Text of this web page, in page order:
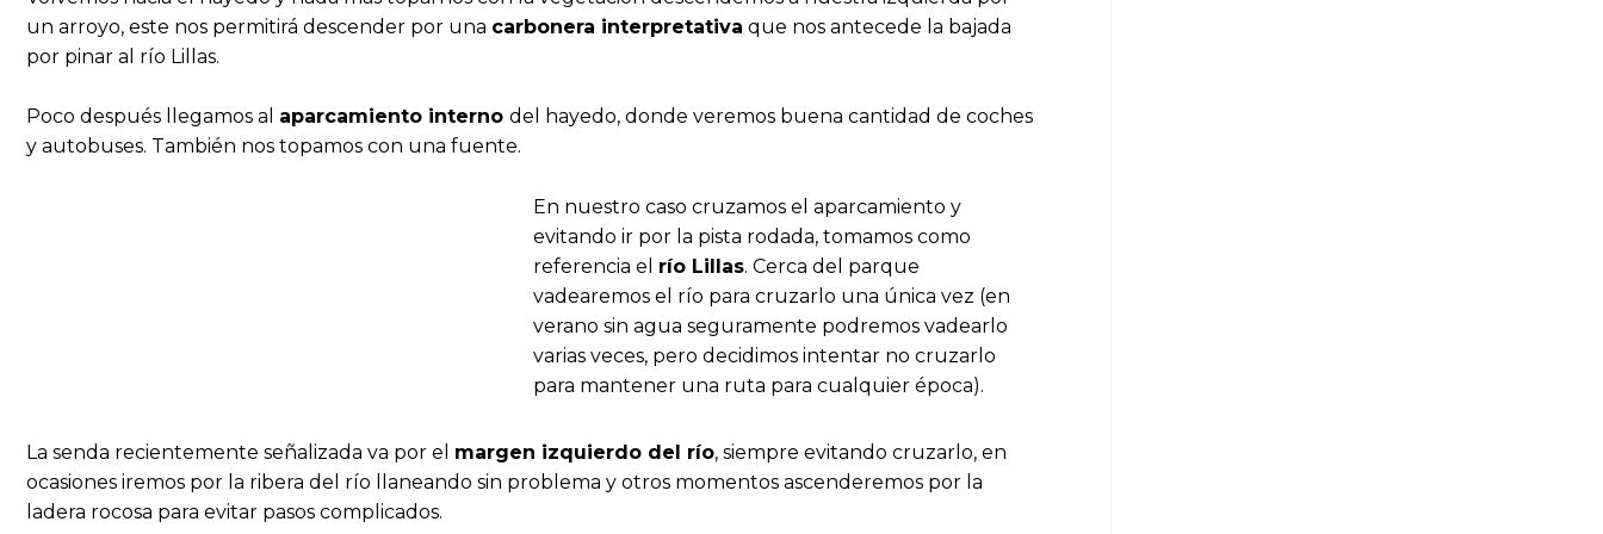
un arroyo, este nos permitirá descender por una carbonera interpretativa que nos antecede la bajada
por pinar al río Lillas.
Poco después llegamos al aparcamiento interno del hayedo, donde veremos buena cantidad de coches
y autobuses. También nos topamos con una fuente.
En nuestro caso cruzamos el aparcamiento y
evitando ir por la pista rodada, tomamos como
referencia el río Lillas. Cerca del parque
vadearemos el río para cruzarlo una única vez (en
verano sin agua seguramente podremos vadearlo
varias veces, pero decidimos intentar no cruzarlo
para mantener una ruta para cualquier época).
La senda recientemente señalizada va por el margen izquierdo del río, siempre evitando cruzarlo, en
ocasiones iremos por la ribera del río llaneando sin problema y otros momentos ascenderemos por la
ladera rocosa para evitar pasos complicados.